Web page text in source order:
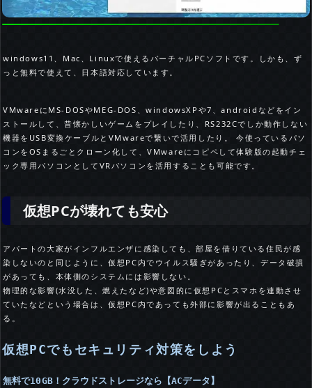
windows11、Mac、Linuxで使えるバーチャルPCソフトです。しかも、ず
っと無料で使えて、日本語対応しています。
VMwareにMS-DOSやMEG-DOS、windowsXPや7、androidなどをイン
ストールして、昔懐かしいゲームをプレイしたり、RS232Cでしか動作しない
機器をUSB変換ケーブルとVMwareで繋いで活用したり。 今使っているパソ
コンをOSまるごとクローン化して、VMwareにコピペして体験版の起動チェ
ック専用パソコンとしてVRパソコンを活用することも可能です。
仮想PCが壊れても安心
アパートの大家がインフルエンザに感染しても、部屋を借りている住民が感
染しないのと同じように、仮想PC内でウイルス騒ぎがあったり、データ破損
があっても、本体側のシステムには影響しない。
物理的な影響(水没した、燃えたなど)や意図的に仮想PCとスマホを連動させ
ていたなどという場合は、仮想PC内であっても外部に影響が出ることもあ
る。
仮想PCでもセキュリティ対策をしよう
無料で10GB！クラウドストレージなら【ACデータ】